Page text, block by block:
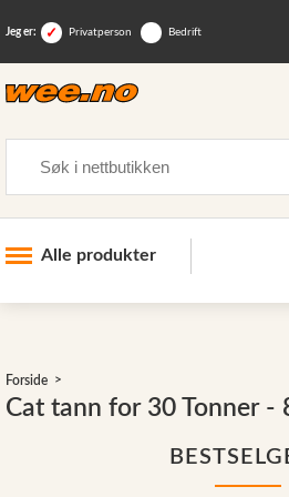
Jeg er: Privatperson Bedrift
Alle produkter
Forside
Cat tann for 30 Tonner -